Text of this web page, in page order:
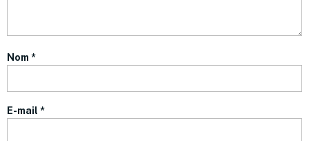
Nom *
E-mail *